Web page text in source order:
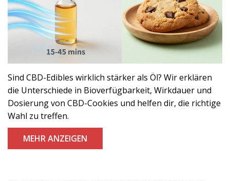
Sind CBD-Edibles wirklich stärker als Öl? Wir erklären
die Unterschiede in Bioverfügbarkeit, Wirkdauer und
Dosierung von CBD-Cookies und helfen dir, die richtige
Wahl zu treffen.
MEHR ANZEIGEN